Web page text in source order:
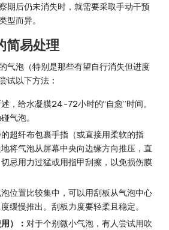
期后仍未消失时，就需要采取手动干预
型而异。
简易处理
气泡（特别是那些有望自行消失但进度
试以下方法：
，给水凝膜24-72小时的“自愈”时间。
气泡。
超纤布包裹手指（或直接用柔软的指
将气泡从屏幕中央向边缘方向推压，直
忌用力过猛或用指甲刮擦，以免损伤膜
位置比较集中，可以用刮板从气泡中心
缓慢推出。刮板力度要轻柔且稳定。
）： 对于个别微小气泡，有人尝试用吹